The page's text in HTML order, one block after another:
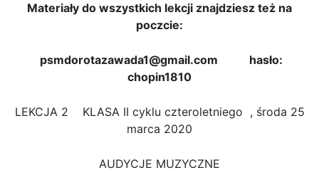
Materiały do wszystkich lekcji znajdziesz też na
poczcie:
psmdorotazawada1@gmail.com hasło:
chopin1810
LEKCJA 2 KLASA II cyklu czteroletniego , środa 25
marca 2020
AUDYCJE MUZYCZNE